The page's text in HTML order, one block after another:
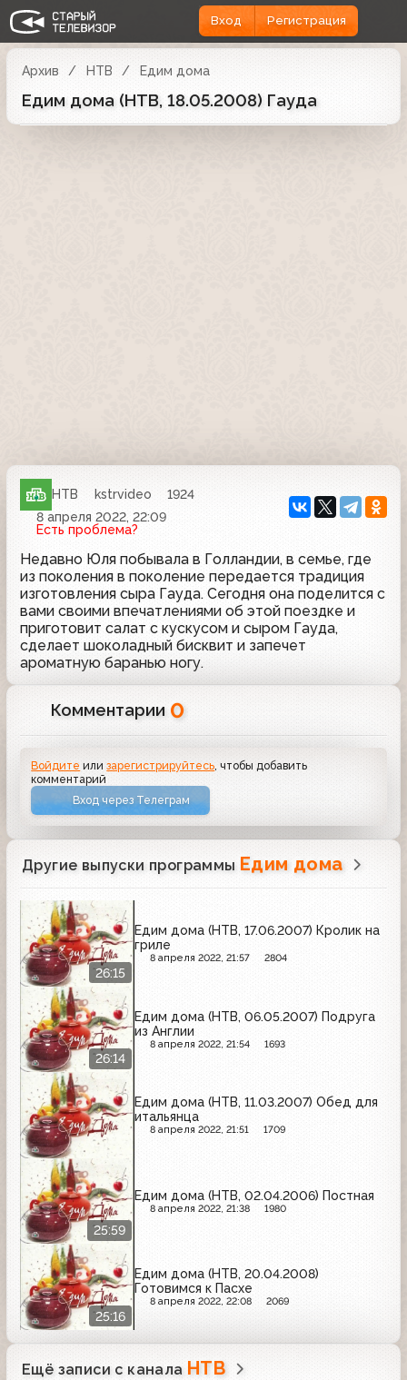
Вход Регистрация
Архив НТВ Едим дома
Едим дома (НТВ, 18.05.2008) Гауда
НТВ kstrvideo
1924
8 апреля 2022, 22:09
Есть проблема?
Недавно Юля побывала в Голландии, в семье, где
из поколения в поколение передается традиция
изготовления сыра Гауда. Сегодня она поделится с
вами своими впечатлениями об этой поездке и
приготовит салат с кускусом и сыром Гауда,
сделает шоколадный бисквит и запечет
ароматную баранью ногу.
Комментарии 0
Войдите илизарегистрируйтесь , чтобы добавить
комментарий
Вход через Телеграм
Другие выпуски программы Едим дома
26:15
Едим дома (НТВ, 17.06.2007) Кролик на
гриле
8 апреля 2022, 21:57 2804
26:14
Едим дома (НТВ, 06.05.2007) Подруга
из Англии
8 апреля 2022, 21:54 1693
Едим дома (НТВ, 11.03.2007) Обед для
итальянца
8 апреля 2022, 21:51 1709
25:59
Едим дома (НТВ, 02.04.2006) Постная
8 апреля 2022, 21:38 1980
25:16
Едим дома (НТВ, 20.04.2008)
Готовимся к Пасхе
8 апреля 2022, 22:08 2069
Ещё записи с канала НТВ